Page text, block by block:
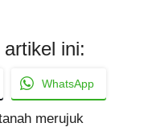
ini:
WhatsApp
merujuk